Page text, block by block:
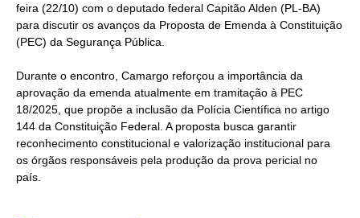
feira (22/10) com o deputado federal Capitão Alden (PL-BA)
para discutir os avanços da Proposta de Emenda à Constituição
(PEC) da Segurança Pública.
Durante o encontro, Camargo reforçou a importância da
aprovação da emenda atualmente em tramitação à PEC
18/2025, que propõe a inclusão da Polícia Científica no artigo
144 da Constituição Federal. A proposta busca garantir
reconhecimento constitucional e valorização institucional para
os órgãos responsáveis pela produção da prova pericial no
país.